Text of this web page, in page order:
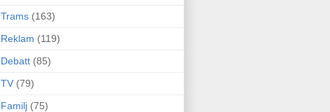
Trams (163)
Reklam (119)
Debatt (85)
TV (79)
Familj (75)